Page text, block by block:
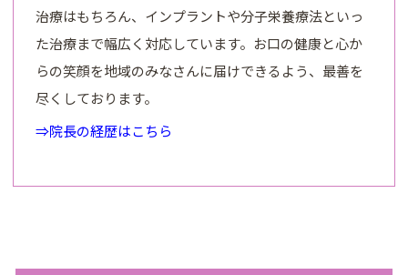
治療はもちろん、インプラントや分子栄養療法といっ
た治療まで幅広く対応しています。お口の健康と心か
らの笑顔を地域のみなさんに届けできるよう、最善を
尽くしております。
⇒院長の経歴はこちら